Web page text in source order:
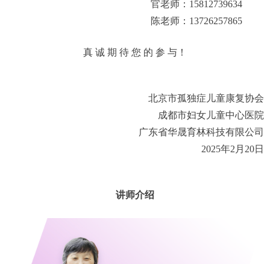
官老师：15812739634
陈老师：13726257865
真 诚 期 待 您 的 参 与！
北京市孤独症儿童康复协会
成都市妇女儿童中心医院
广东省华晟育林科技有限公司
2025年2月20日
讲师介绍